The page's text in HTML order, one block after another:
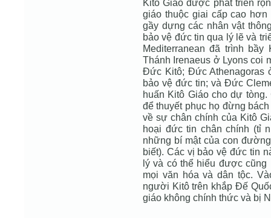
Kitô Giáo được phát triển
giáo thuộc giai cấp cao
gầy dựng các nhân vật
bảo vệ đức tin qua lý lẽ và
Mediterranean đã trình
Thánh Irenaeus ở Lyons coi
Ðức Kitô; Ðức Athenagoras
bảo vệ đức tin; và Ðức
huấn Kitô Giáo cho dự
để thuyết phục họ đừng
về sự chân chính của Kitô
hoại đức tin chân chính (tỉ
những bí mật của con
biết). Các vị bảo vệ đức tin
lý và có thể hiểu được
mọi văn hóa và dân tộc.
người Kitô trên khắp Ðế
giáo không chính thức và bị